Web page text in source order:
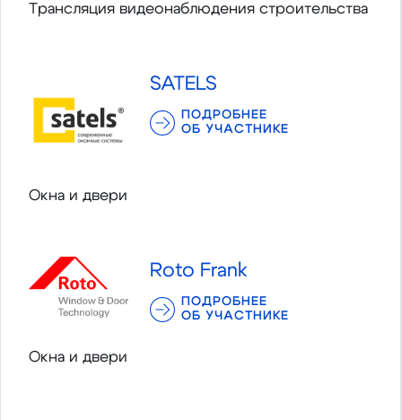
Трансляция видеонаблюдения строительства
SATELS
ПОДРОБНЕЕ
ОБ УЧАСТНИКЕ
Окна и двери
Roto Frank
ПОДРОБНЕЕ
ОБ УЧАСТНИКЕ
Окна и двери